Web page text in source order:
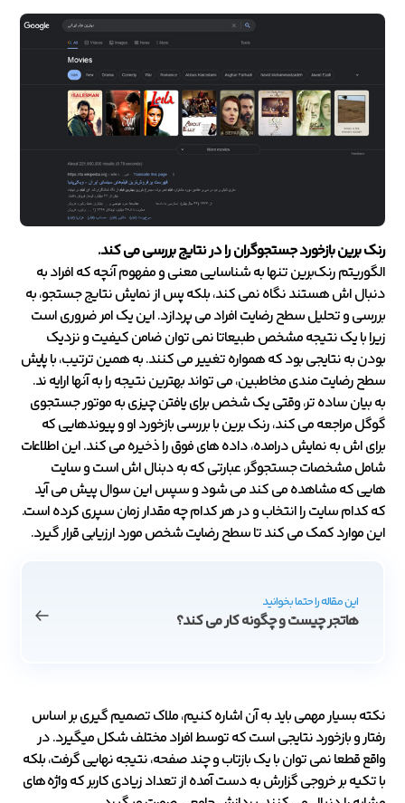
رنک برین بازخورد جستجوگران را در نتایج بررسی می کند.
الگوریتم رنک‌برین تنها به شناسایی معنی و مفهوم آنچه که افراد به
دنبال اش هستند نگاه نمی کند، بلکه پس از نمایش نتایج جستجو، به
بررسی و تحلیل سطح رضایت افراد می پردازد. این یک امر ضروری است
زیرا با یک نتیجه مشخص طبیعاتا نمی توان ضامن کیفیت و نزدیک
بودن به نتایجی بود که همواره تغییر می کنند. به همین ترتیب، با پایش
سطح رضایت مندی مخاطبین، می تواند بهترین نتیجه را به آنها ارایه ند.
به بیان ساده تر، وقتی یک شخص برای یافتن چیزی به موتور جستجوی
گوگل مراجعه می کند، رنک برین با بررسی بازخورد او و پیوندهایی که
برای اش به نمایش درامده، داده های فوق را ذخیره می کند. این اطلاعات
شامل مشخصات جستجوگر، عبارتی که به دبنال اش است و سایت
هایی که مشاهده می کند می شود و سپس این سوال پیش می آید
که کدام سایت را انتخاب و در هر کدام چه مقدار زمان سپری کرده است.
این موارد کمک می کند تا سطح رضایت شخص مورد ارزیابی قرار گیرد.
این مقاله را حتما بخوانید
هاتجر چیست و چگونه کار می کند؟
نکته بسیار مهمی باید به آن اشاره کنیم، ملاک تصمیم گیری بر اساس
رفتار و بازخورد نتایجی است که توسط افراد مختلف شکل میگیرد. در
واقع قطعا نمی توان با یک بازتاب و چند صفحه، نتیجه نهایی گرفت، بلکه
با تکیه بر خروجی گزارش به دست آمده از تعداد زیادی کاربر که واژه های